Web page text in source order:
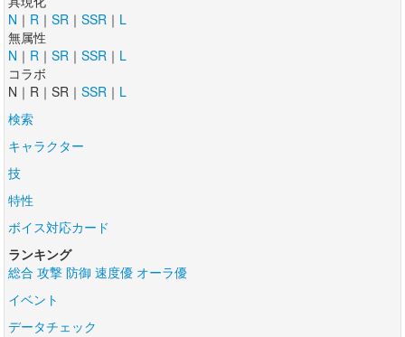
N ｜ R ｜ SR ｜ SSR ｜ L
無属性
N ｜ R ｜ SR ｜ SSR ｜ L
コラボ
N｜R｜SR｜ SSR ｜ L
検索
キャラクター
技
特性
ボイス対応カード
ランキング
総合 攻撃 防御 速度優 オーラ優
イベント
データチェック